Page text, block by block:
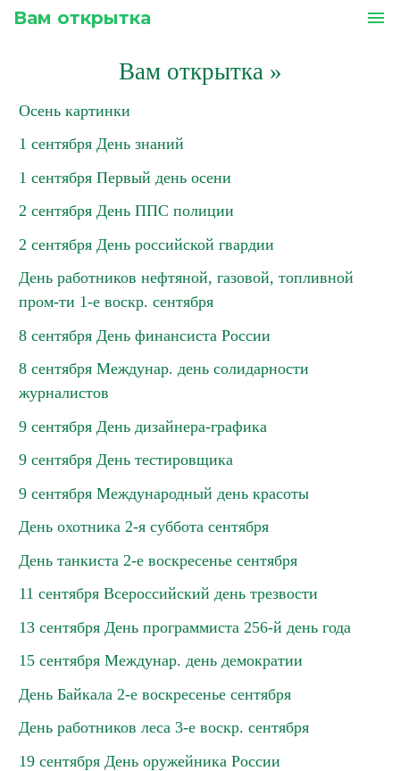
Вам открытка menu
Вам открытка»
Осень картинки
1 сентября День знаний
1 сентября Первый день осени
2 сентября День ППС полиции
2 сентября День российской гвардии
День работников нефтяной, газовой, топливной
пром-ти 1-е воскр. сентября
8 сентября День финансиста России
8 сентября Междунар. день солидарности
журналистов
9 сентября День дизайнера-графика
9 сентября День тестировщика
9 сентября Международный день красоты
День охотника 2-я суббота сентября
День танкиста 2-е воскресенье сентября
11 сентября Всероссийский день трезвости
13 сентября День программиста 256-й день года
15 сентября Междунар. день демократии
День Байкала 2-е воскресенье сентября
День работников леса 3-е воскр. сентября
19 сентября День оружейника России